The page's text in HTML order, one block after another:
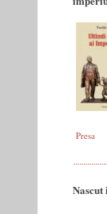
Presa
Nascut